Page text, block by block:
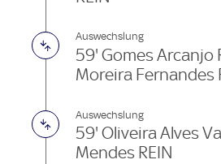
Auswechslung
59' Gomes Arcanjo
Moreira Fernandes
Auswechslung
59' Oliveira Alves
Mendes REIN